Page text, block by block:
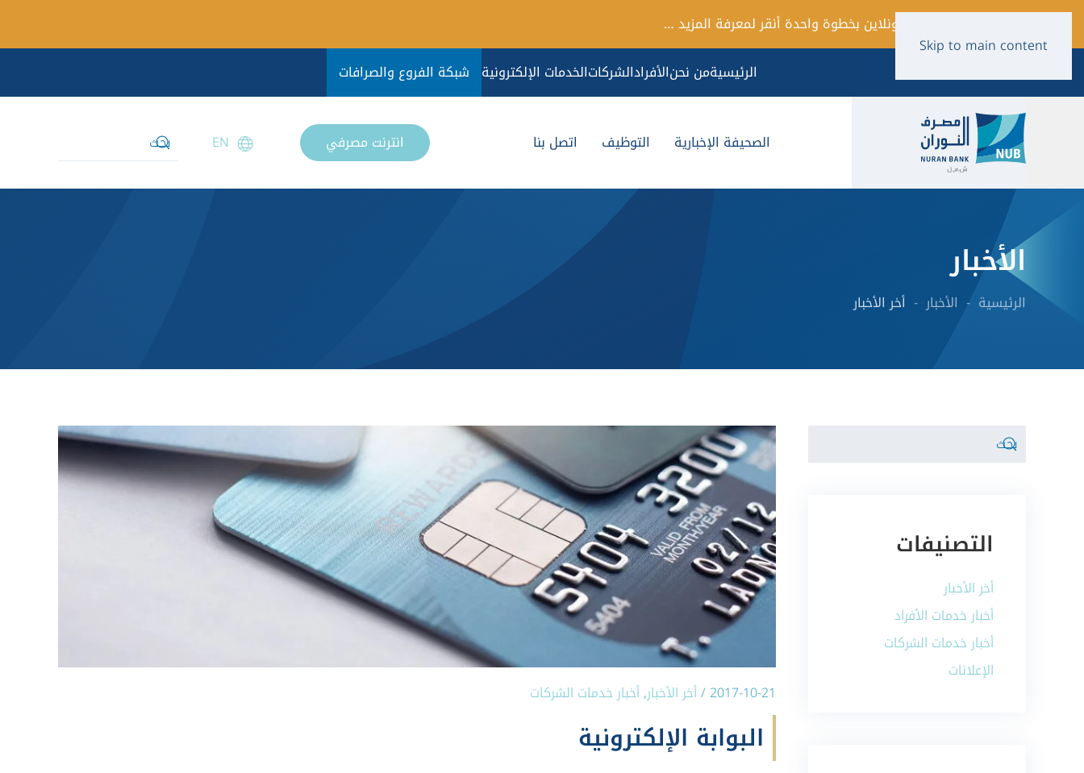
Skip to main content
فتح حساب أونلاين بخطوة واحدة أنقر لمعرفة المزيد …
الرئيسيةمن نحنالأفرادالشركاتالخدمات الإلكترونية شبكة الفروع والصرافات
الصحيفة الإخبارية التوظيف اتصل بنا انترنت مصرفي EN
الأخبار
الرئيسية الأخبار أخر الأخبار
2017-10-21
/أخر الأخبار,أخبار خدمات الشركات
البوابة الإلكترونية
التصنيفات
أخر الأخبار
أخبار خدمات الأفراد
أخبار خدمات الشركات
الإعلانات